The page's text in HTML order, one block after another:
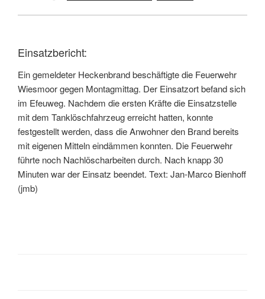
Einsatzbericht:
Ein gemeldeter Heckenbrand beschäftigte die Feuerwehr
Wiesmoor gegen Montagmittag. Der Einsatzort befand sich
im Efeuweg. Nachdem die ersten Kräfte die Einsatzstelle
mit dem Tanklöschfahrzeug erreicht hatten, konnte
festgestellt werden, dass die Anwohner den Brand bereits
mit eigenen Mitteln eindämmen konnten. Die Feuerwehr
führte noch Nachlöscharbeiten durch. Nach knapp 30
Minuten war der Einsatz beendet. Text: Jan-Marco Bienhoff
(jmb)